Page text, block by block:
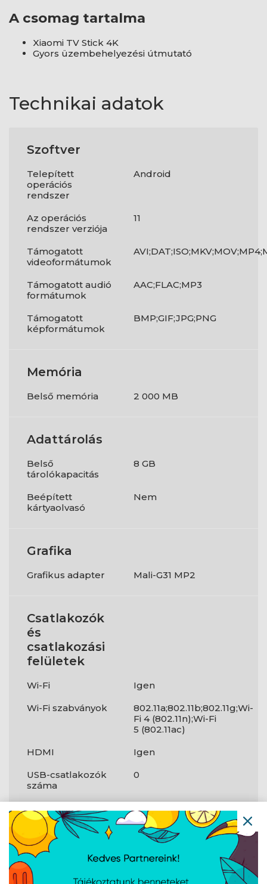
A csomag tartalma
Xiaomi TV Stick 4K
Gyors üzembehelyezési útmutató
Technikai adatok
Szoftver
Telepített
operációs
rendszer
Android
Az operációs
rendszer verziója
11
Támogatott
videoformátumok
Támogatott audió
formátumok
AAC;FLAC;MP3
Támogatott
képformátumok
BMP;GIF;JPG;PNG
Memória
Belső memória 2 000 MB
Adattárolás
Belső
tárolókapacitás
8 GB
Beépített
kártyaolvasó
Nem
Grafika
Grafikus adapter Mali-G31 MP2
Csatlakozók
és
csatlakozási
felületek
Wi-Fi
Igen
Wi-Fi szabványok
802.11a;802.11b;802.11g;Wi-
Fi 4 (802.11n);Wi-Fi
5 (802.11ac)
HDMI
Igen
USB-csatlakozók
száma
0
Bluetooth verzió
5.2
Csatlakozófelület
HDMI
Micro-USB portok